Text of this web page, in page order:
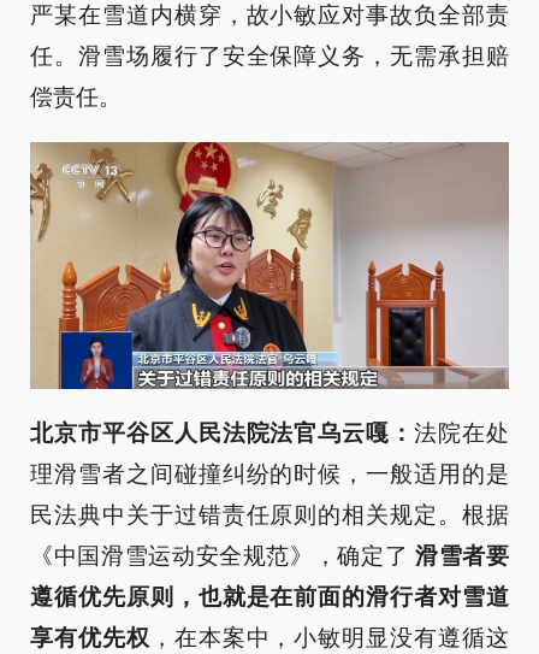
严某在雪道内横穿，故小敏应对事故负全部责
任。滑雪场履行了安全保障义务，无需承担赔
偿责任。
北京市平谷区人民法院法官乌云嘎 ：法院在处
理滑雪者之间碰撞纠纷的时候，一般适用的是
民法典中关于过错责任原则的相关规定。根据
《中国滑雪运动安全规范》，确定了 滑雪者要
遵循优先原则，也就是在前面的滑行者对雪道
享有优先权 ，在本案中，小敏明显没有遵循这